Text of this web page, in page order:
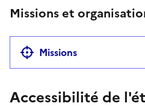
Missions et
Missions
Accessibilité de